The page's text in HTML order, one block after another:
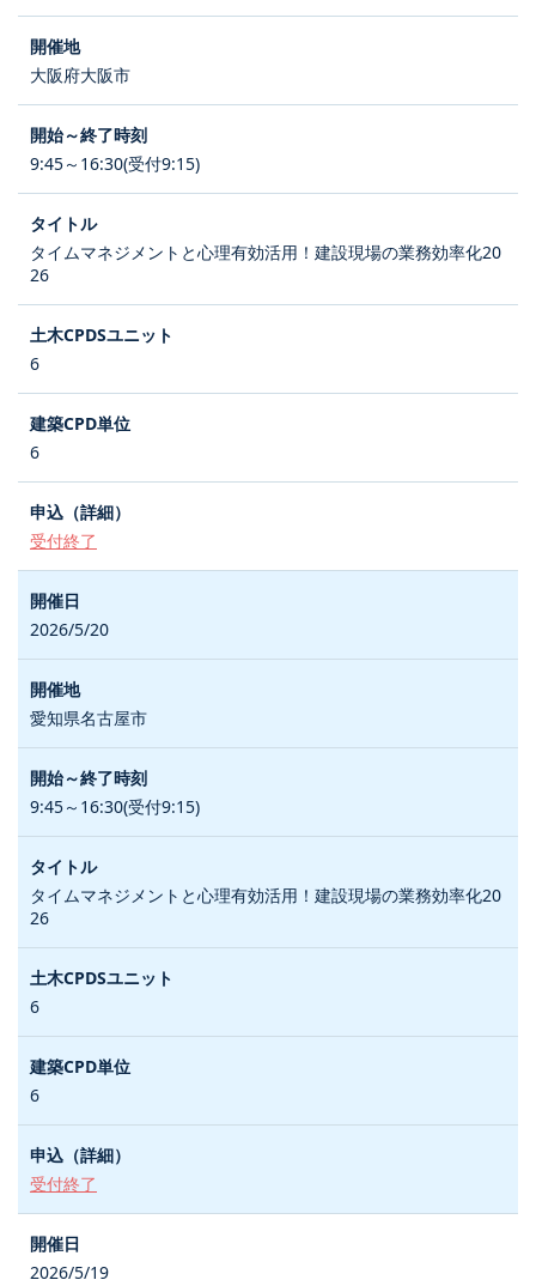
大阪府大阪市
9:45～16:30(受付9:15)
タイムマネジメントと心理有効活用！建設現場の業務効率化20
26
6
6
受付終了
2026/5/20
愛知県名古屋市
9:45～16:30(受付9:15)
タイムマネジメントと心理有効活用！建設現場の業務効率化20
26
6
6
受付終了
2026/5/19